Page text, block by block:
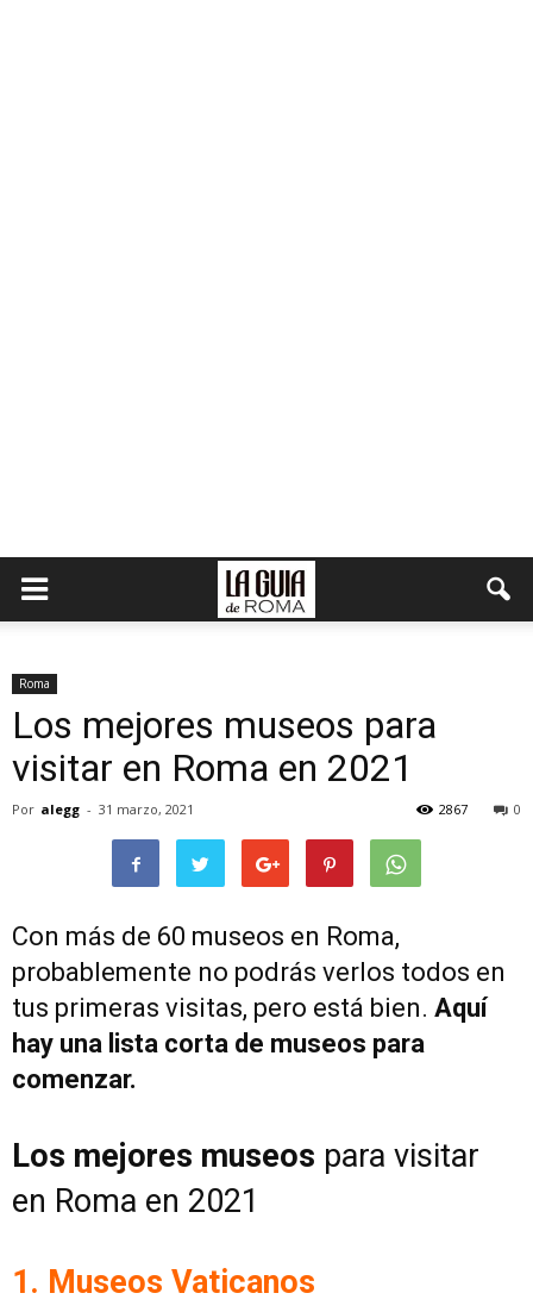
Roma
Los mejores museos para
visitar en Roma en 2021
Por alegg - 31 marzo, 2021 0
2867
Con más de 60 museos en Roma,
probablemente no podrás verlos todos en
tus primeras visitas, pero está bien. Aquí
hay una lista corta de museos para
comenzar.
Los mejores museos para visitar
en Roma en 2021
1. Museos Vaticanos